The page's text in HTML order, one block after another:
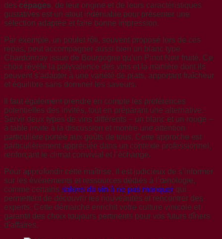
des cépages, de leur origine et de leurs caractéristiques
gustatives est un atout indéniable pour présenter une
sélection adaptée et faire bonne impression.
Par exemple, un poulet rôti, souvent proposé lors de ces
repas, peut accompagner aussi bien un blanc type
Chardonnay issue de Bourgogne qu’un Pinot Noir fruité. Ce
choix révèle la polyvalence des vins et la manière dont ils
peuvent s’adapter à une variété de plats, apportant fraîcheur
et équilibre sans dominer les saveurs.
Il faut également prendre en compte les préférences
potentielles des invités, tout en préparant une alternative.
Servir deux types de vins différents – un blanc et un rouge –
à table invite à la discussion et montre une attention
particulière portée aux goûts de tous. Cette approche est
particulièrement appréciée dans un contexte professionnel,
renforçant le climat convivial et l’échange.
Pour approfondir cette maîtrise, il est judicieux de s’informer
sur les événements et ressources dédiés à l’œnologie,
comme certains salons du vin à ne pas manquer qui
permettent de découvrir les nouveautés et rencontrer des
experts. Cette démarche enrichit votre culture vinicole et
garantit des choix toujours pertinents pour vos futurs dîners
d’affaires.